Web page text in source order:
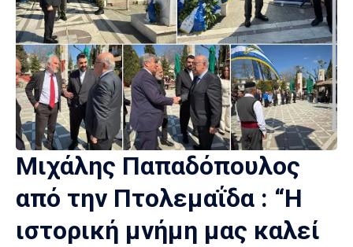
Μιχάλης Παπαδόπουλος
από την Πτολεμαΐδα : “Η
ιστορική μνήμη μας καλεί